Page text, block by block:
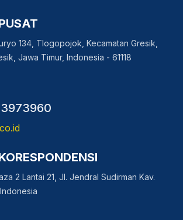
134, Tlogopojok, Kecamatan Gresik,
Jawa Timur, Indonesia - 61118
2 Lantai 21, Jl. Jendral Sudirman Kav.